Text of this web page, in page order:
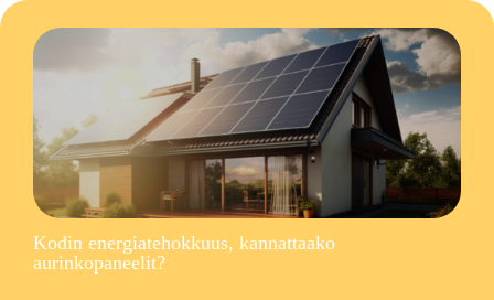
Kodin energiatehokkuus, kannattaako
aurinkopaneelit?